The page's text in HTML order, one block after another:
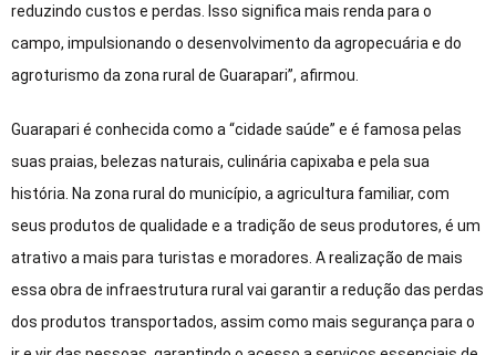
reduzindo custos e perdas. Isso significa mais renda para o
campo, impulsionando o desenvolvimento da agropecuária e do
agroturismo da zona rural de Guarapari”, afirmou.
Guarapari é conhecida como a “cidade saúde” e é famosa pelas
suas praias, belezas naturais, culinária capixaba e pela sua
história. Na zona rural do município, a agricultura familiar, com
seus produtos de qualidade e a tradição de seus produtores, é um
atrativo a mais para turistas e moradores. A realização de mais
essa obra de infraestrutura rural vai garantir a redução das perdas
dos produtos transportados, assim como mais segurança para o